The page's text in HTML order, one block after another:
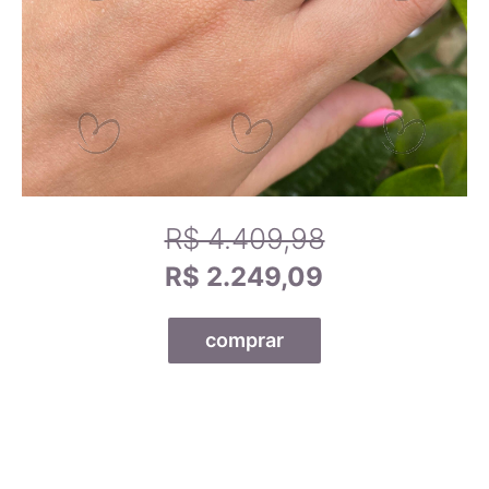
15,9mm 10
16,2mm 11
16,5mm 12
17,1mm
Passo 1 - Se você estiver utilizando um celular, por-favor,
deite-o para melhor funcionamento da ferramenta.
Passo 2- Arraste o canto do cartão de crédito abaixo até
que fique do mesmo tamanho que o seu cartão.
Passo 3- Use um anel que se adapte a você e compare-o
com os tamanhos dos anéis na tela para encontrar o tamanho
exato do anel.
R$ 4.409,98
R$ 2.249,09
comprar